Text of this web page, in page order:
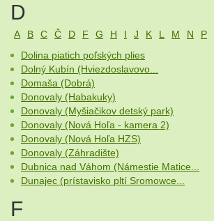
D
A B C Č D F G H I J K L M N P
Dolina piatich poľských plies
Dolný Kubín (Hviezdoslavovo...
Domaša (Dobrá)
Donovaly (Habakuky)
Donovaly (Myšiačikov detský park)
Donovaly (Nová Hoľa - kamera 2)
Donovaly (Nová Hoľa HZS)
Donovaly (Záhradište)
Dubnica nad Váhom (Námestie Matice...
Dunajec (prístavisko pltí Sromowce...
F